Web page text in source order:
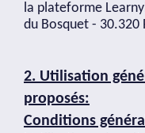
la plateforme
du Bosquet - 30.320
2. Utilisation
proposés:
Conditions